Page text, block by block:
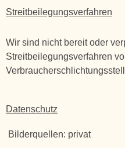
Streitbeilegungsverfahren
Wir sind nicht bereit oder
Streitbeilegungsverfahren
Datenschutz
Bilderquellen: privat